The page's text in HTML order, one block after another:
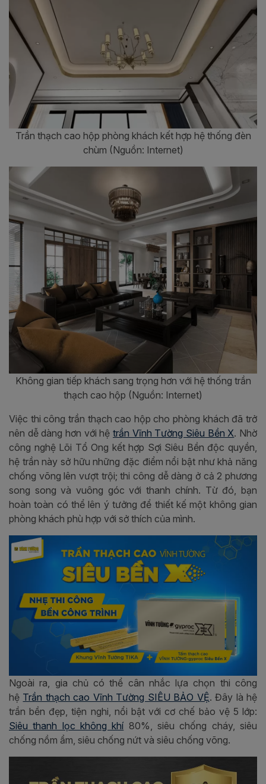
Trần thạch cao hộp phòng khách kết hợp hệ thống đèn
chùm (Nguồn: Internet)
Không gian tiếp khách sang trọng hơn với hệ thống trần
thạch cao hộp (Nguồn: Internet)
Việc thi công trần thạch cao hộp cho phòng khách đã trở
nên dễ dàng hơn với hệ trần Vĩnh Tường Siêu Bền X. Nhờ
công nghệ Lõi Tổ Ong kết hợp Sợi Siêu Bền độc quyền,
hệ trần này sở hữu những đặc điểm nổi bật như khả năng
chống võng lên vượt trội; thi công dễ dàng ở cả 2 phương
song song và vuông góc với thanh chính. Từ đó, bạn
hoàn toàn có thể lên ý tưởng để thiết kế một không gian
phòng khách phù hợp với sở thích của mình.
Ngoài ra, gia chủ có thể cân nhắc lựa chọn thi công
hệ Trần thạch cao Vĩnh Tường SIÊU BẢO VỆ. Đây là hệ
trần bền đẹp, tiện nghi, nổi bật với cơ chế bảo vệ 5 lớp:
Siêu thanh lọc không khí 80%, siêu chống cháy, siêu
chống nồm ẩm, siêu chống nứt và siêu chống võng.